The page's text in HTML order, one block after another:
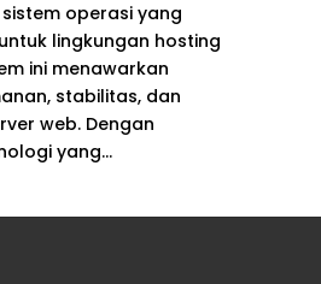
operasi yang
lingkungan hosting
ini menawarkan
stabilitas, dan
web. Dengan
yang...